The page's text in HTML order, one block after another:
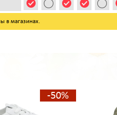
в магазинах.
-50%